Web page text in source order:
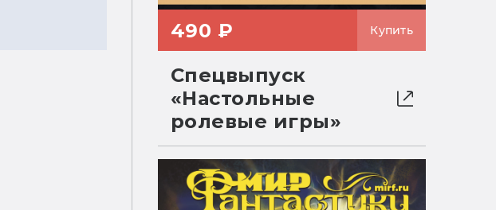
490 ₽ Купить
Спецвыпуск
«Настольные
ролевые игры»